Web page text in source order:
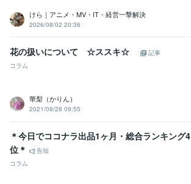
けら｜アニメ・MV・IT・経営一撃解決
2026/08/02 20:36
花の扱いについて ☆ススキ☆
記事
コラム
華梨（かりん）
2021/08/28 09:55
＊今日でココナラ出品1ヶ月・総合ランキング4
位＊
告知
コラム